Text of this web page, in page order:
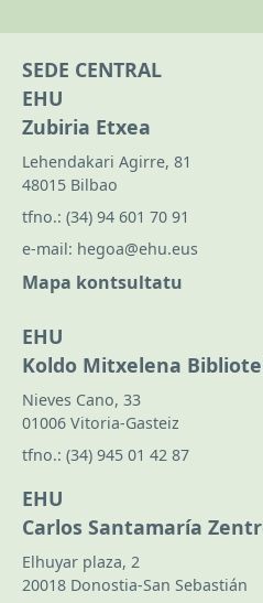
SEDE CENTRAL
EHU
Zubiria Etxea
Lehendakari Agirre, 81
48015 Bilbao
tfno.: (34) 94 601 70 91
e-mail: hegoa@ehu.eus
Mapa kontsultatu
EHU
Koldo Mitxelena
Nieves Cano, 33
01006 Vitoria-Gasteiz
tfno.: (34) 945 01 42 87
EHU
Carlos Santamaría
Elhuyar plaza, 2
20018 Donostia-San Sebastián